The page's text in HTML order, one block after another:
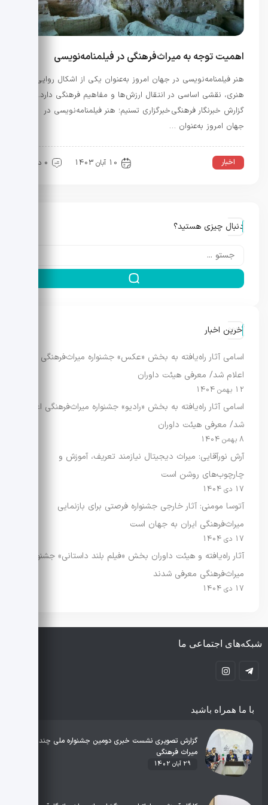
اهمیت توجه به میراث‌فرهنگی در فیلمنامه‌نویسی
هنر فیلمنامه‌نویسی در جهان امروز به‌عنوان یکی از اشکال روایی و
هنری، نقشی اساسی در انتقال ارزش‌ها و مفاهیم فرهنگی دارد. به
گزارش خبرنگار فرهنگی خبرگزاری تسنیم؛ هنر فیلمنامه‌نویسی در
جهان امروز به‌عنوان …
اخبار 10 آبان 1403 0 دیدگاه
دنبال چیزی هستید؟
آخرین اخبار
اسامی آثار راه‌یافته به بخش «عکس» جشنواره میراث‌فرهنگی
اعلام شد/ معرفی هیئت داوران
12 بهمن 1404
اسامی آثار راه‌یافته به بخش «رادیو» جشنواره میراث‌فرهنگی اعلام
شد/ معرفی هیئت داوران
8 بهمن 1404
آرش نورآقایی: میراث دیجیتال نیازمند تعریف، آموزش و
چارچوب‌های روشن است
17 دی 1404
آتوسا مومنی: آثار خارجی جشنواره فرصتی برای بازنمایی
میراث‌فرهنگی ایران به جهان است
17 دی 1404
آثار راه‌یافته و هیئت داوران بخش «فیلم بلند داستانی» جشنواره
میراث‌فرهنگی معرفی شدند
17 دی 1404
شبکه‌های اجتماعی ما
با ما همراه باشید
گزارش تصویری نشست خبری دومین جشنواره ملی چند رسانه‌ای
میراث فرهنگی
29 آبان 1402